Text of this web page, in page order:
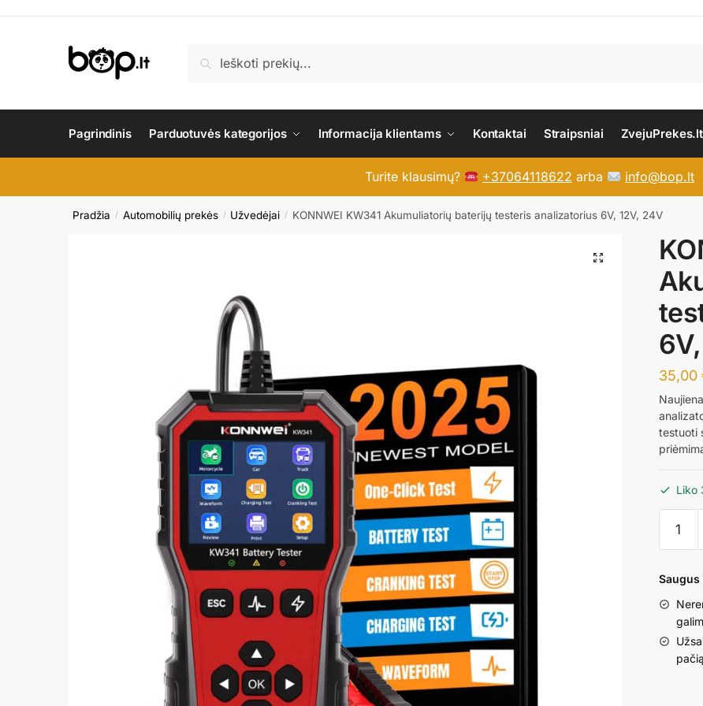
Ieškoti
Pagrindinis Parduotuvės kategorijos Informacija klientams Kontaktai Straipsniai
Turite klausimų? +37064118622 arba info@bop.lt
Pradžia / Automobilių prekės / Užvedėjai / KONNWEI KW341 Akumuliatorių baterijų testeris analizatorius 6V, 12V, 24V
35,00
testuoti
Liko
kiekis:
KW341
baterijų
testeris